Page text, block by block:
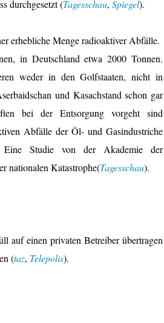
durchgesetzt (Tagesschau, Spiegel).
erhebliche Menge radioaktiver Abfälle.
in Deutschland etwa 2000 Tonnen.
weder in den Golfstaaten, nicht in
und Kasachstand schon gar
bei der Entsorgung vorgeht sind
Abfälle der Öl- und Gasindustriche
Eine Studie von der Akademie der
nationalen Katastrophe(Tagesschau).
auf einen privaten Betreiber übertragen
(taz, Telepolis).